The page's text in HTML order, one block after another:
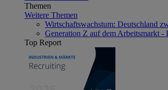
Themen
Weitere Themen
Wirtschaftswachstum: Deutschland
Generation Z auf dem Arbeitsmarkt -
Top Report